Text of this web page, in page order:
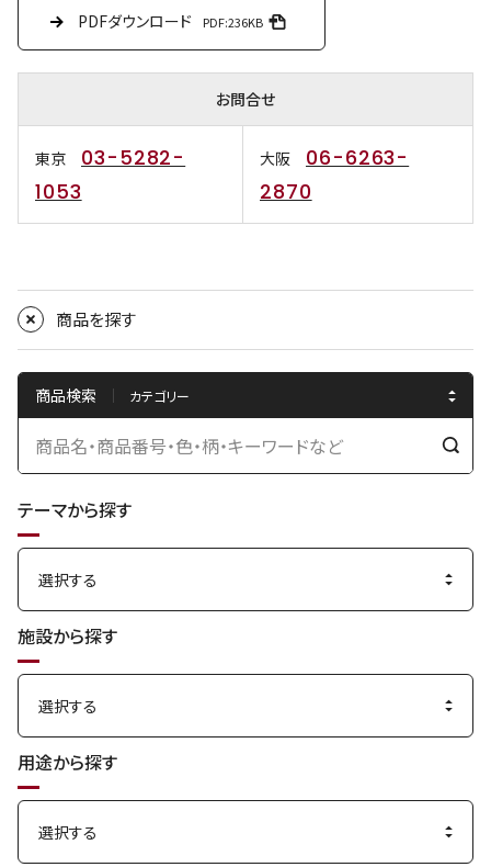
PDFダウンロード PDF:236KB
お問合せ
東京 03-5282-
1053
大阪 06-6263-
2870
商品を探す
商品検索
検
テーマから探す
施設から探す
用途から探す